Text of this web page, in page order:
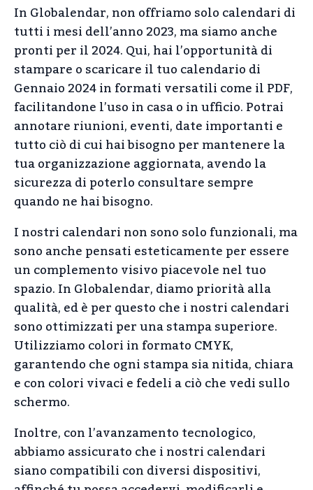
In Globalendar, non offriamo solo calendari di
tutti i mesi dell’anno 2023, ma siamo anche
pronti per il 2024. Qui, hai l’opportunità di
stampare o scaricare il tuo calendario di
Gennaio 2024 in formati versatili come il PDF,
facilitandone l’uso in casa o in ufficio. Potrai
annotare riunioni, eventi, date importanti e
tutto ciò di cui hai bisogno per mantenere la
tua organizzazione aggiornata, avendo la
sicurezza di poterlo consultare sempre
quando ne hai bisogno.
I nostri calendari non sono solo funzionali, ma
sono anche pensati esteticamente per essere
un complemento visivo piacevole nel tuo
spazio. In Globalendar, diamo priorità alla
qualità, ed è per questo che i nostri calendari
sono ottimizzati per una stampa superiore.
Utilizziamo colori in formato CMYK,
garantendo che ogni stampa sia nitida, chiara
e con colori vivaci e fedeli a ciò che vedi sullo
schermo.
Inoltre, con l’avanzamento tecnologico,
abbiamo assicurato che i nostri calendari
siano compatibili con diversi dispositivi,